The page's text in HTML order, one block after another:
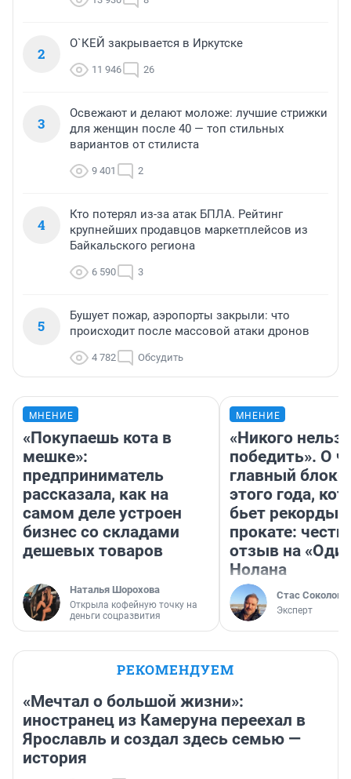
2
О`КЕЙ закрывается в Иркутске
11 946 26
3
Освежают и делают моложе: лучшие стрижки
для женщин после 40 — топ стильных
вариантов от стилиста
9 401 2
4
Кто потерял из-за атак БПЛА. Рейтинг
крупнейших продавцов маркетплейсов из
Байкальского региона
6 590 3
5
Бушует пожар, аэропорты закрыли: что
происходит после массовой атаки дронов
4 782 Обсудить
МНЕНИЕ
«Покупаешь кота в
мешке»:
предприниматель
рассказала, как на
самом деле устроен
бизнес со складами
дешевых товаров
Наталья Шорохова
Открыла кофейную точку на
деньги соцразвития
МНЕНИЕ
«Никого нельзя
победить». О
главный
этого года,
бьет рекорды в
прокате:
отзыв на
Нолана
Стас Соколов
Эксперт
РЕКОМЕНДУЕМ
«Мечтал о большой жизни»:
иностранец из Камеруна переехал в
Ярославль и создал здесь семью —
история